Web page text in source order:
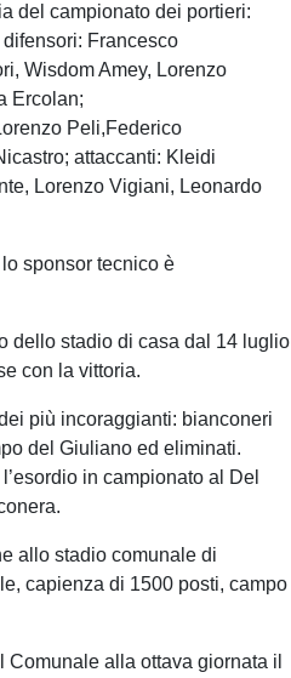
del campionato dei portieri:
Francesco
Wisdom Amey, Lorenzo
Ercolan;
Peli,Federico
attaccanti: Kleidi
Lorenzo Vigiani, Leonardo
sponsor tecnico è
dello stadio di casa dal 14 luglio
con la vittoria.
più incoraggianti: bianconeri
del Giuliano ed eliminati.
in campionato al Del
allo stadio comunale di
capienza di 1500 posti, campo
alla ottava giornata il